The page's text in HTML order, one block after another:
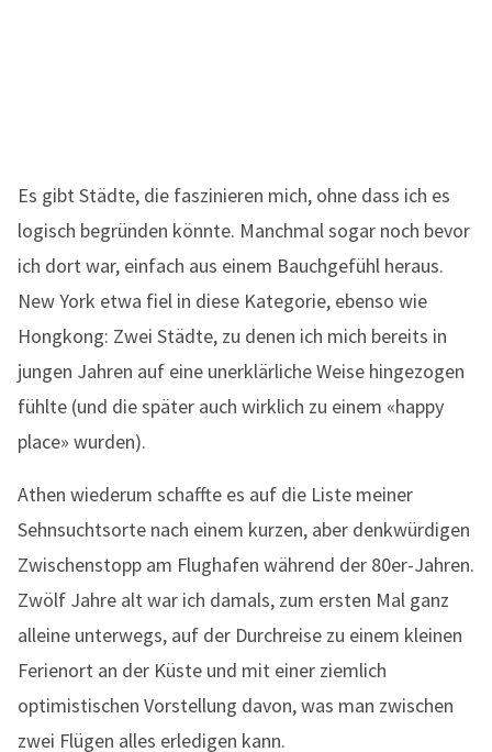
Es gibt Städte, die faszinieren mich, ohne dass ich es
logisch begründen könnte. Manchmal sogar noch bevor
ich dort war, einfach aus einem Bauchgefühl heraus.
New York etwa fiel in diese Kategorie, ebenso wie
Hongkong: Zwei Städte, zu denen ich mich bereits in
jungen Jahren auf eine unerklärliche Weise hingezogen
fühlte (und die später auch wirklich zu einem «happy
place» wurden).
Athen wiederum schaffte es auf die Liste meiner
Sehnsuchtsorte nach einem kurzen, aber denkwürdigen
Zwischenstopp am Flughafen während der 80er-Jahren.
Zwölf Jahre alt war ich damals, zum ersten Mal ganz
alleine unterwegs, auf der Durchreise zu einem kleinen
Ferienort an der Küste und mit einer ziemlich
optimistischen Vorstellung davon, was man zwischen
zwei Flügen alles erledigen kann.